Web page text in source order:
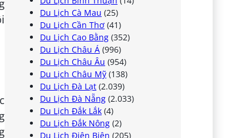
Du Lịch Cà Mau (25)
Du Lịch Cần Thơ (41)
Du Lịch Cao Bằng (352)
Du Lịch Châu Á (996)
Du Lịch Châu Âu (954)
Du Lịch Châu Mỹ (138)
Du Lịch Đà Lạt (2.039)
Du Lịch Đà Nẵng (2.033)
Du Lịch Đắk Lắk (4)
Du Lịch Đắk Nông (2)
Du Lịch Điện Biên (205)